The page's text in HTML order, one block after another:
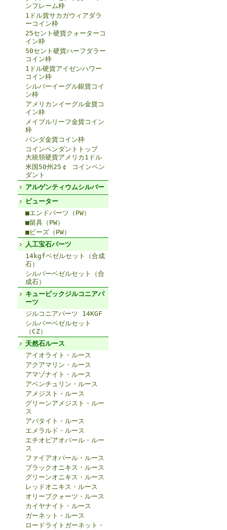
ンフレーム枠
1ドル貨サカガウィアダラ
ーコイン枠
25セント硬貨クォーターコ
イン枠
50セント硬貨ハーフダラー
コイン枠
1ドル硬貨アイゼンハワー
コイン枠
シルバーイーグル銀貨コイ
ン枠
アメリカンイーグル金貨コ
イン枠
メイプルリーフ金貨コイン
枠
パンダ金貨コイン枠
コインペンダントトップ
大統領硬貨アメリカ1ドル
米国50州25￠ コインペン
ダント
アルゲンティウムシルバー
ピューター
■エンドパーツ（PW）
■留具（PW）
■ビーズ（PW）
人工宝石パーツ
14kgfベゼルセット（合成
石）
シルバーベゼルセット（合
成石）
キュービックジルコニアパ
ーツ
ジルコニアパーツ 14KGF
シルバーベゼルセット
（CZ）
天然石ルース
アイオライト・ルース
アクアマリン・ルース
アマゾナイト・ルース
アベンチュリン・ルース
アメジスト・ルース
グリーンアメジスト・ルー
ス
アパタイト・ルース
エメラルド・ルース
エチオピアオパール・ルー
ス
ファイアオパール・ルース
ブラックオニキス・ルース
グリーンオニキス・ルース
レッドオニキス・ルース
オリーブクォーツ・ルース
カイヤナイト・ルース
ガーネット・ルース
ロードライトガーネット・